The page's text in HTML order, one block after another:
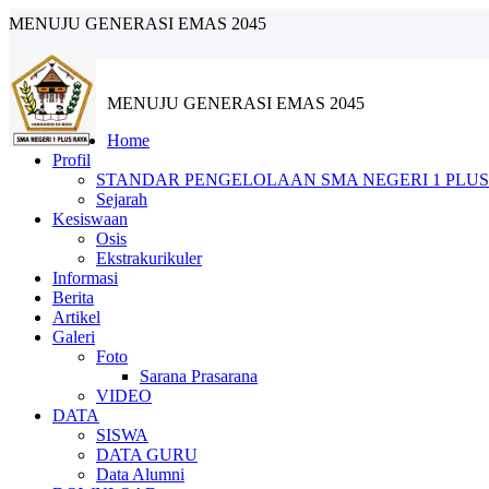
MENUJU GENERASI EMAS 2045
MENUJU GENERASI EMAS 2045
Home
Profil
STANDAR PENGELOLAAN SMA NEGERI 1
Sejarah
Kesiswaan
Osis
Ekstrakurikuler
Informasi
Berita
Artikel
Galeri
Foto
Sarana Prasarana
VIDEO
DATA
SISWA
DATA GURU
Data Alumni